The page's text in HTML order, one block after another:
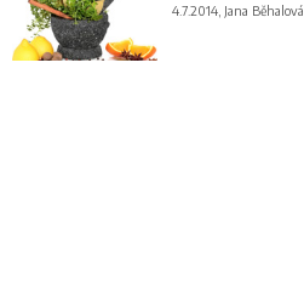
4.7.2014, Jana Běhalová